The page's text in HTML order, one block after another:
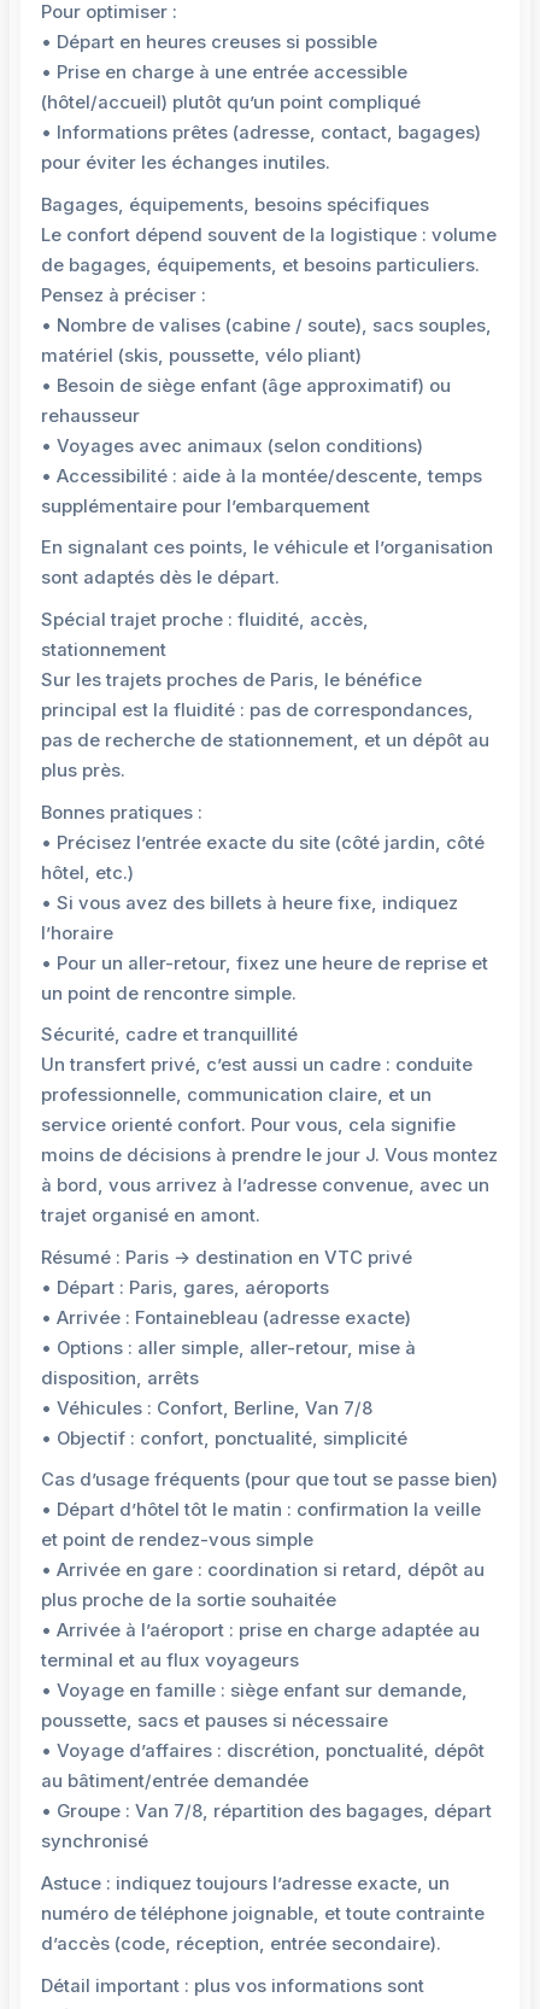
Pour optimiser :
• Départ en heures creuses si possible
• Prise en charge à une entrée accessible
(hôtel/accueil) plutôt qu’un point compliqué
• Informations prêtes (adresse, contact, bagages)
pour éviter les échanges inutiles.
Bagages, équipements, besoins spécifiques
Le confort dépend souvent de la logistique : volume
de bagages, équipements, et besoins particuliers.
Pensez à préciser :
• Nombre de valises (cabine / soute), sacs souples,
matériel (skis, poussette, vélo pliant)
• Besoin de siège enfant (âge approximatif) ou
rehausseur
• Voyages avec animaux (selon conditions)
• Accessibilité : aide à la montée/descente, temps
supplémentaire pour l’embarquement
En signalant ces points, le véhicule et l’organisation
sont adaptés dès le départ.
Spécial trajet proche : fluidité, accès,
stationnement
Sur les trajets proches de Paris, le bénéfice
principal est la fluidité : pas de correspondances,
pas de recherche de stationnement, et un dépôt au
plus près.
Bonnes pratiques :
• Précisez l’entrée exacte du site (côté jardin, côté
hôtel, etc.)
• Si vous avez des billets à heure fixe, indiquez
l’horaire
• Pour un aller-retour, fixez une heure de reprise et
un point de rencontre simple.
Sécurité, cadre et tranquillité
Un transfert privé, c’est aussi un cadre : conduite
professionnelle, communication claire, et un
service orienté confort. Pour vous, cela signifie
moins de décisions à prendre le jour J. Vous montez
à bord, vous arrivez à l’adresse convenue, avec un
trajet organisé en amont.
Résumé : Paris → destination en VTC privé
• Départ : Paris, gares, aéroports
• Arrivée : Fontainebleau (adresse exacte)
• Options : aller simple, aller-retour, mise à
disposition, arrêts
• Véhicules : Confort, Berline, Van 7/8
• Objectif : confort, ponctualité, simplicité
Cas d’usage fréquents (pour que tout se passe bien)
• Départ d’hôtel tôt le matin : confirmation la veille
et point de rendez-vous simple
• Arrivée en gare : coordination si retard, dépôt au
plus proche de la sortie souhaitée
• Arrivée à l’aéroport : prise en charge adaptée au
terminal et au flux voyageurs
• Voyage en famille : siège enfant sur demande,
poussette, sacs et pauses si nécessaire
• Voyage d’affaires : discrétion, ponctualité, dépôt
au bâtiment/entrée demandée
• Groupe : Van 7/8, répartition des bagages, départ
synchronisé
Astuce : indiquez toujours l’adresse exacte, un
numéro de téléphone joignable, et toute contrainte
d’accès (code, réception, entrée secondaire).
Détail important : plus vos informations sont